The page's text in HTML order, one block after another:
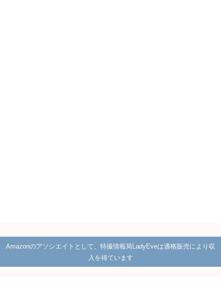
Amazonのアソシエイトとして、特撮情報局LadyEveは適格販売により収
入を得ています